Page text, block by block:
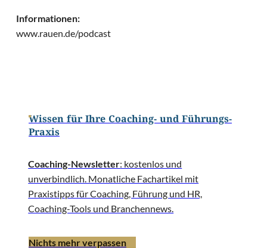
Informationen:
www.rauen.de/podcast
Wissen für Ihre Coaching- und Führungs-
Praxis
Coaching-Newsletter: kostenlos und
unverbindlich. Monatliche Fachartikel mit
Praxistipps für Coaching, Führung und HR,
Coaching-Tools und Branchennews.
Nichts mehr verpassen